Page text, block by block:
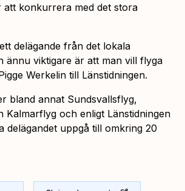
att konkurrera med det stora
delägande från det lokala
ännu viktigare är att man vill flyga
Werkelin till Länstidningen.
bland annat Sundsvallsflyg,
Kalmarflyg och enligt Länstidningen
delägandet uppgå till omkring 20